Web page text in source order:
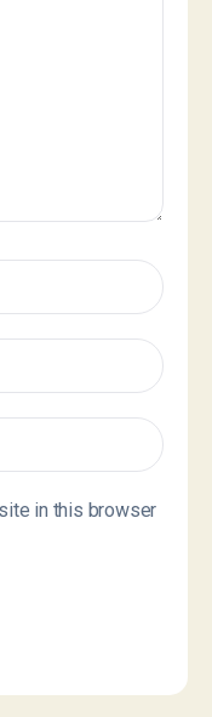
in this browser